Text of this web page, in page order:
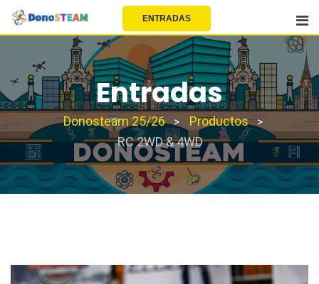
ENTRADAS
Entradas
Donosteam 25/26 > Productos >
RC 2WD & 4WD